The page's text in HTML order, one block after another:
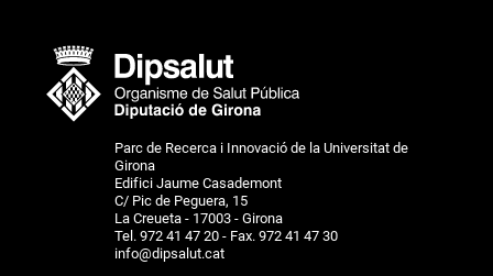
Parc de Recerca i Innovació de la Universitat de
Girona
Edifici Jaume Casademont
C/ Pic de Peguera, 15
La Creueta - 17003 - Girona
Tel. 972 41 47 20 - Fax. 972 41 47 30
info@dipsalut.cat